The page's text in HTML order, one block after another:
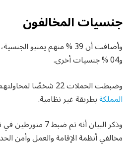
جنسيات المخالفون
و04 % جنسيات أخرى.
وضبطت الحملات 22 شخصًا لمحاولتهم عبور الحدود إلى خارج
المملكةبطريقة غير نظامية.
وذكر البيان أنه تم
مخالفي أنظمة الإقامة والعمل وأمن